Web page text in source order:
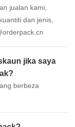
jualan kami,
dan jenis,
jika saya
berbeza